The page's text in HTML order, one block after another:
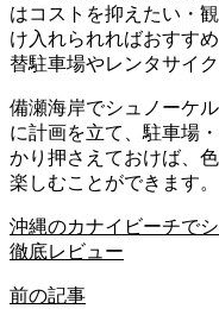
はコストを抑えたい・
け入れられればおすす
替駐車場やレンタサイ
備瀬海岸でシュノーケ
に計画を立て、駐車場
かり押さえておけば、
楽しむことができます。
沖縄のカナイビーチで
徹底レビュー
前の記事